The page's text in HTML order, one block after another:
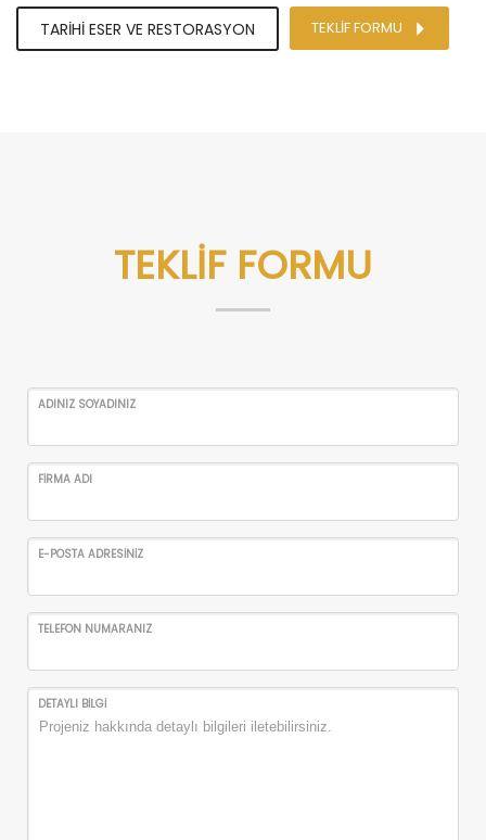
TARİHİ ESER VE RESTORASYON TEKLİF FORMU
TEKLİF FORMU
ADINIZ SOYADINIZ
FİRMA ADI
E-POSTA ADRESİNİZ
TELEFON NUMARANIZ
DETAYLI BİLGİ